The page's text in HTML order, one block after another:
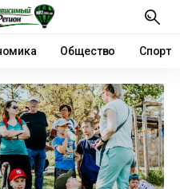
Общество Спорт